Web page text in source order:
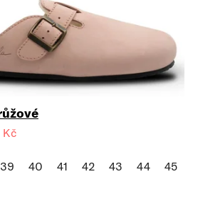
Kč
39 40 41 42 43 44 45